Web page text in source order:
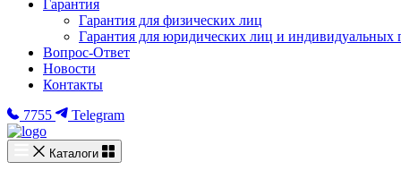
Гарантия
Гарантия для физических лиц
Гарантия для юридических лиц и индивидуальных
Вопрос-Ответ
Новости
Контакты
7755
Telegram
Каталоги